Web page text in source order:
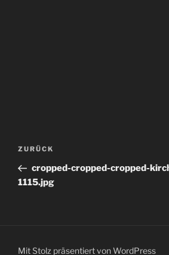
Beitragsnavigation
Vorheriger
Beitrag
ZURÜCK
cropped-cropped-cropped-
1115.jpg
Mit Stolz präsentiert von WordPress